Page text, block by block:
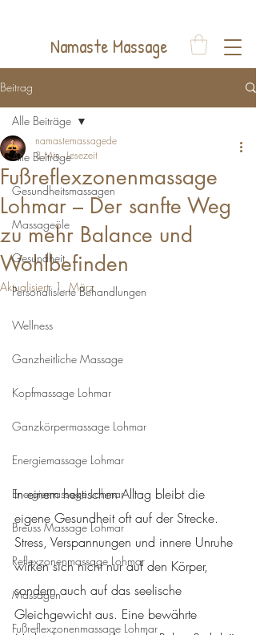
Namaste Massage
Beitrag
Alle Beiträge
Gesundheitsmassagen
Massageöle
Gesundheit
Personalisierte Behandlungen
Wellness
Ganzheitliche Massage
Kopfmassage Lohmar
Ganzkörpermassage Lohmar
Energiemassage Lohmar
Energiemassage Lohmar
Breuss Massage Lohmar
Reflexzonenmassage Lohmar
Massagen
Fußreflexzonenmassage Lohmar
Alle Beiträge
Fußreflexzonenmassage
Lohmar – Der sanfte Weg
zu mehr Balance und
Wohlbefinden
namastemassagede
3 Min. Lesezeit
Aktualisiert: 1. März
In einem hektischen Alltag bleibt die
eigene Gesundheit oft auf der Strecke.
Stress, Verspannungen und innere Unruhe
wirken sich nicht nur auf den Körper,
sondern auch auf das seelische
Gleichgewicht aus. Eine bewährte